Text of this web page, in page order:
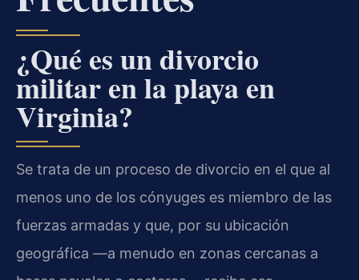
¿Qué es un divorcio
militar en la playa en
Virginia?
Se trata de un proceso de divorcio en el que al
menos uno de los cónyuges es miembro de las
fuerzas armadas y que, por su ubicación
geográfica —a menudo en zonas cercanas a